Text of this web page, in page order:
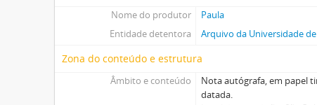
Nome do produtor
Paula
Entidade detentora
Arquivo da Universidade
Zona do conteúdo e estrutura
Âmbito e conteúdo Nota autógrafa, em papel
datada.